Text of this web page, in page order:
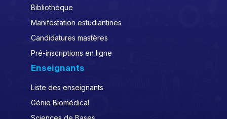
Bibliothèque
Manifestation estudiantines
Candidatures mastères
Pré-inscriptions en ligne
Enseignants
Liste des enseignants
Génie Biomédical